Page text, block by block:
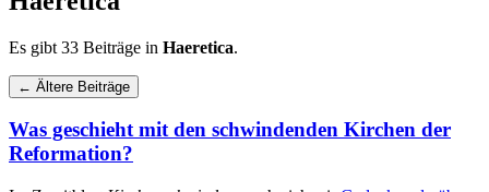
Es gibt 33 Beiträge in Haeretica.
Navigation
← Ältere Beiträge
Was geschieht mit den schwindenden Kirchen der
Reformation?